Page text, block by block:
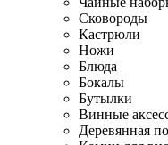
Сковороды
Кастрюли
Ножи
Блюда
Бокалы
Бутылки
Винные
Деревянная